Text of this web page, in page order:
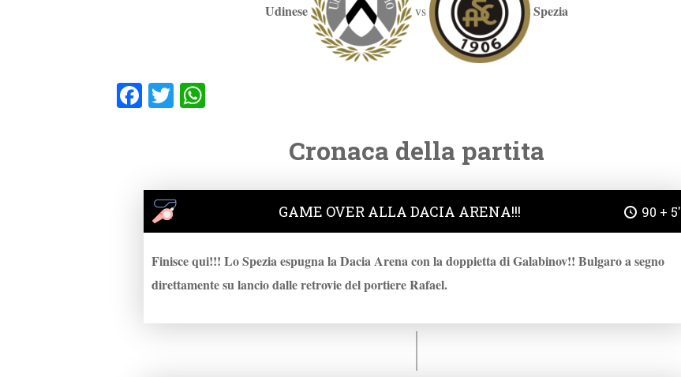
Udinese vs Spezia
Fa T
pp
Cronaca della partita
GAME OVER ALLA DACIA ARENA!!! 90 + 5'
Finisce qui!!! Lo Spezia espugna la Dacia Arena con la doppietta di Galabinov!! Bulgaro a segno
direttamente su lancio dalle retrovie del portiere Rafael.